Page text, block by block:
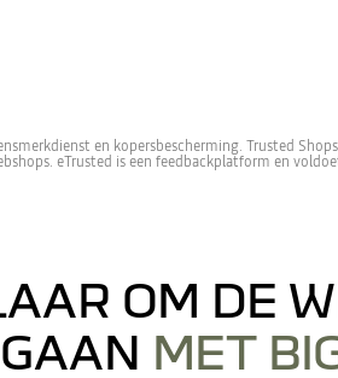
en kopersbescherming. Trusted
eTrusted is een feedbackplatform en
OM DE
GAAN MET